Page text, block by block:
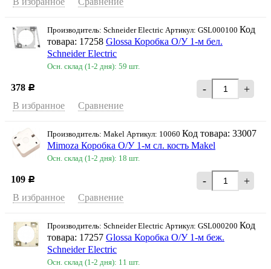
Производитель: Schneider Electriс Артикул: GSL000100 Код
товара: 17258 Glossa Коробка О/У 1-м бел.
Schneider Еleсtric
Осн. склад (1-2 дня): 59 шт.
378 Р - +
В избранное Сравнение
Производитель: Makel Артикул: 10060 Код товара: 33007
Mimoza Коробка О/У 1-м сл. кость Makel
Осн. склад (1-2 дня): 18 шт.
109 Р - +
В избранное Сравнение
Производитель: Schneider Electriс Артикул: GSL000200 Код
товара: 17257 Glossa Коробка О/У 1-м беж.
Schneider Еleсtric
Осн. склад (1-2 дня): 11 шт.